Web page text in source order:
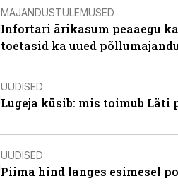
MAJANDUSTULEMUSED
Infortari ärikasum peaaegu
toetasid ka uued
UUDISED
Lugeja küsib: mis toimub Läti
UUDISED
Piima hind langes esimesel